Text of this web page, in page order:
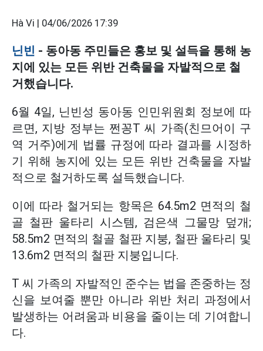
Hà Vi | 04/06/2026 17:39
닌빈 - 동아동 주민들은 홍보 및 설득을 통해 농
지에 있는 모든 위반 건축물을 자발적으로 철
거했습니다.
6월 4일, 닌빈성 동아동 인민위원회 정보에 따
르면, 지방 정부는 쩐꽁T 씨 가족(친므어이 구
역 거주)에게 법률 규정에 따라 결과를 시정하
기 위해 농지에 있는 모든 위반 건축물을 자발
적으로 철거하도록 설득했습니다.
이에 따라 철거되는 항목은 64.5m2 면적의 철
골 철판 울타리 시스템, 검은색 그물망 덮개;
58.5m2 면적의 철골 철판 지붕, 철판 울타리 및
13.6m2 면적의 철판 지붕입니다.
T 씨 가족의 자발적인 준수는 법을 존중하는 정
신을 보여줄 뿐만 아니라 위반 처리 과정에서
발생하는 어려움과 비용을 줄이는 데 기여합니
다.